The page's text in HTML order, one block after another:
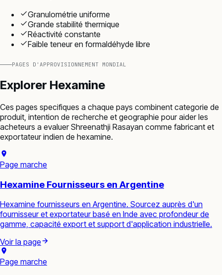
Granulométrie uniforme
Grande stabilité thermique
Réactivité constante
Faible teneur en formaldéhyde libre
PAGES D'APPROVISIONNEMENT MONDIAL
Explorer Hexamine
Ces pages specifiques a chaque pays combinent categorie de
produit, intention de recherche et geographie pour aider les
acheteurs a evaluer Shreenathji Rasayan comme fabricant et
exportateur indien de hexamine.
Page marche
Hexamine Fournisseurs en Argentine
Hexamine fournisseurs en Argentine. Sourcez auprès d'un
fournisseur et exportateur basé en Inde avec profondeur de
gamme, capacité export et support d'application industrielle.
Voir la page
Page marche